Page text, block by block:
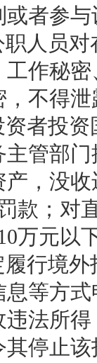
者参
员对在
作秘
不得
投资国
管部
，没
；对
万元以
境外
等方
违法所
停止